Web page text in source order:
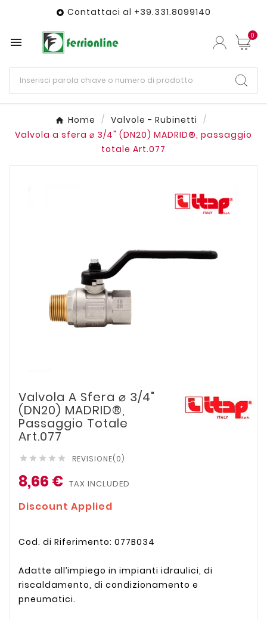
 Contattaci al +39.331.8099140
 0
Home
Valvole - Rubinetti
Valvola a sfera ⌀ 3/4" (DN20) MADRID®, passaggio
totale Art.077
Valvola A Sfera ⌀ 3/4"
(DN20) MADRID®,
Passaggio Totale
Art.077
     REVISIONE(0)
8,66 € TAX INCLUDED
Discount Applied
Cod. di Riferimento: 077B034
Adatte all’impiego in impianti idraulici, di
riscaldamento, di condizionamento e
pneumatici.